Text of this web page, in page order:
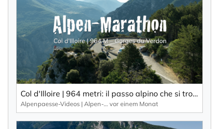
Col d'Illoire | 964 metri: il passo alpino che si trova sull'altopiano delle Gorges du Verdon, una gola profonda 700 metri.
Alpenpaesse-Videos | Alpen-Marathon vor einem Monat